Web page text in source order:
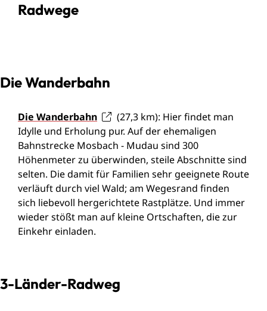
Radwege
Die Wanderbahn
Die Wanderbahn
(27,3 km): Hier findet man
Idylle und Erholung pur. Auf der ehemaligen
Bahnstrecke Mosbach - Mudau sind 300
Höhenmeter zu überwinden, steile Abschnitte sind
selten. Die damit für Familien sehr geeignete Route
verläuft durch viel Wald; am Wegesrand finden
sich liebevoll hergerichtete Rastplätze. Und immer
wieder stößt man auf kleine Ortschaften, die zur
Einkehr einladen.
3-Länder-Radweg